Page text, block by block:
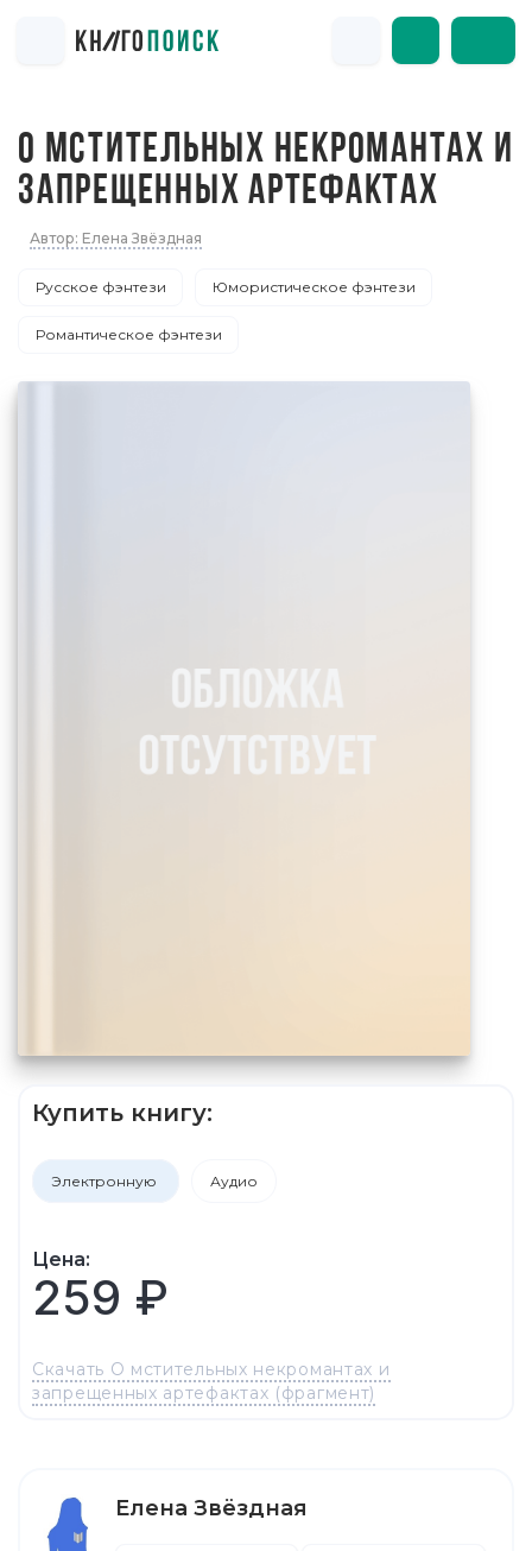
О МСТИТЕЛЬНЫХ НЕКРОМАНТАХ И
ЗАПРЕЩЕННЫХ АРТЕФАКТАХ
Автор: Елена Звёздная
Русское фэнтези Юмористическое фэнтези
Романтическое фэнтези
Купить книгу:
Электронную Аудио
Цена:
259 ₽
Скачать О мстительных некромантах и
запрещенных артефактах (фрагмент)
Елена Звёздная